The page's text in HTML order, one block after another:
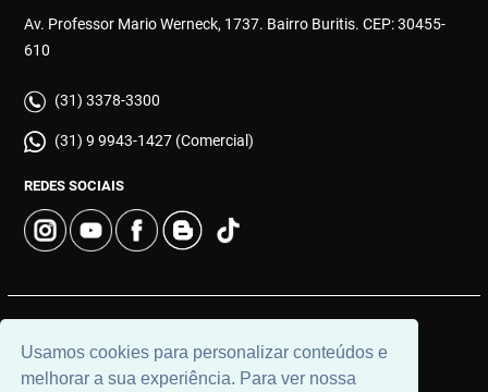
Usamos cookies para personalizar conteúdos e
melhorar a sua experiência. Para ver nossa
Av. Professor Mario Werneck, 1737. Bairro Buritis. CEP: 30455-
610
(31) 3378-3300
(31) 9 9943-1427 (Comercial)
REDES SOCIAIS
Universal Software.